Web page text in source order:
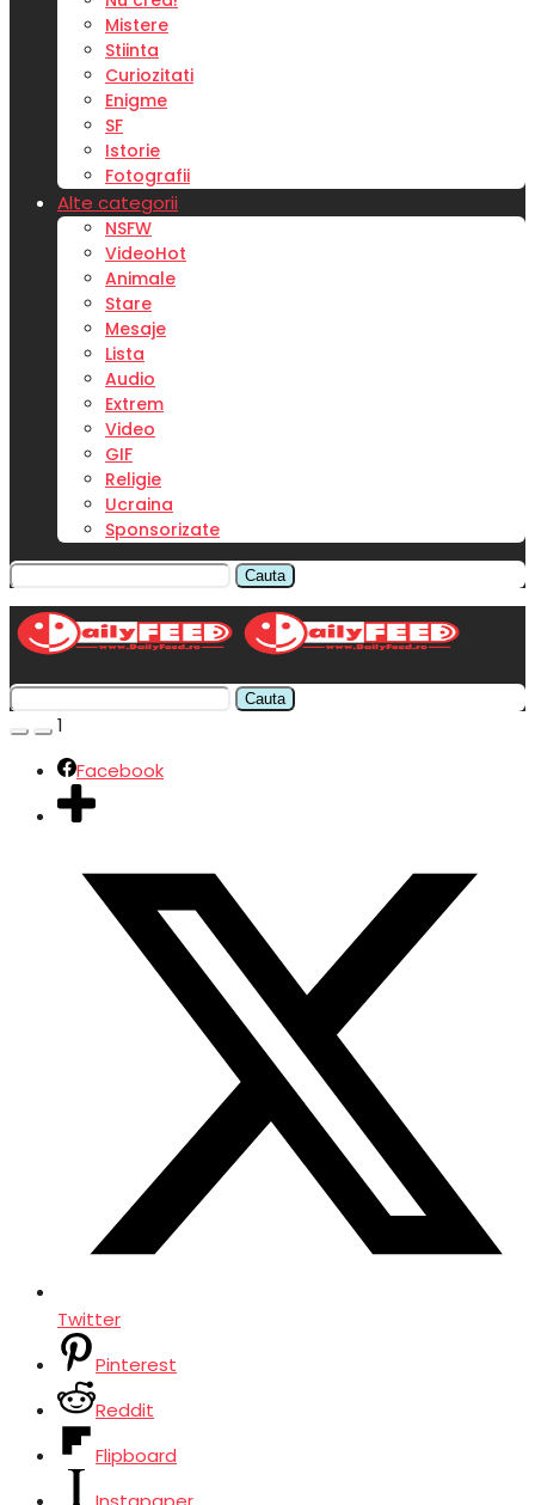
Mistere
Stiinta
Curiozitati
Enigme
SF
Istorie
Fotografii
Alte categorii
NSFW
VideoHot
Animale
Stare
Mesaje
Lista
Audio
Extrem
Video
GIF
Religie
Ucraina
Sponsorizate
Cauta
Cauta
1
Facebook
Twitter
Pinterest
Reddit
Flipboard